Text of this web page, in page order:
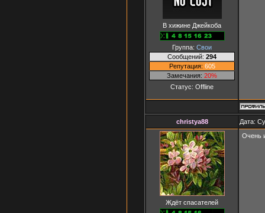
В хижине Джейкоба
Группа: Свои
Сообщений: 294
Репутация: 605
Замечания: 20%
Статус: Offline
christya88 Дата:
Ждёт спасателей
Очень